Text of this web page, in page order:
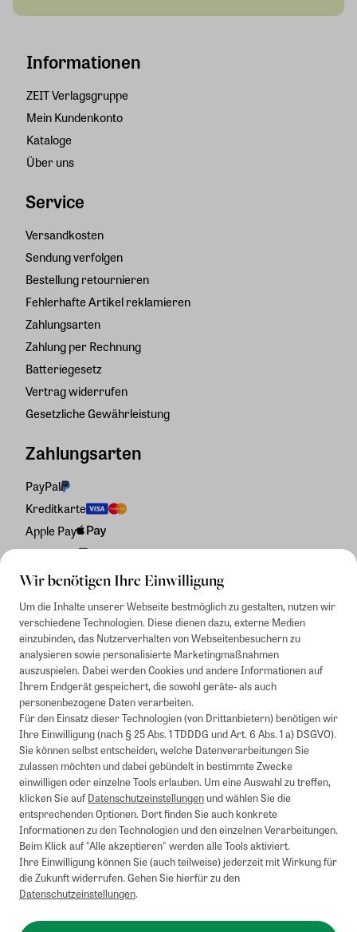
Wir benötigen Ihre Einwilligung
Um die Inhalte unserer Webseite bestmöglich zu gestalten, nutzen wir
verschiedene Technologien. Diese dienen dazu, externe Medien
einzubinden, das Nutzerverhalten von Webseitenbesuchern zu
analysieren sowie personalisierte Marketingmaßnahmen
auszuspielen. Dabei werden Cookies und andere Informationen auf
Ihrem Endgerät gespeichert, die sowohl geräte- als auch
personenbezogene Daten verarbeiten.
Für den Einsatz dieser Technologien (von Drittanbietern) benötigen wir
Ihre Einwilligung (nach § 25 Abs. 1 TDDDG und Art. 6 Abs. 1 a) DSGVO).
Sie können selbst entscheiden, welche Datenverarbeitungen Sie
zulassen möchten und dabei gebündelt in bestimmte Zwecke
einwilligen oder einzelne Tools erlauben. Um eine Auswahl zu treffen,
klicken Sie aufDatenschutzeinstellungenund wählen Sie die
entsprechenden Optionen. Dort finden Sie auch konkrete
Informationen zu den Technologien und den einzelnen Verarbeitungen.
Beim Klick auf "Alle akzeptieren" werden alle Tools aktiviert.
Ihre Einwilligung können Sie (auch teilweise) jederzeit mit Wirkung für
die Zukunft widerrufen. Gehen Sie hierfür zu den
Datenschutzeinstellungen.
Informationen
ZEIT Verlagsgruppe
Mein Kundenkonto
Kataloge
Über uns
Service
Versandkosten
Sendung verfolgen
Bestellung retournieren
Fehlerhafte Artikel reklamieren
Zahlungsarten
Zahlung per Rechnung
Batteriegesetz
Vertrag widerrufen
Gesetzliche Gewährleistung
Zahlungsarten
PayPal
Kreditkarte
Apple Pay
Rechnung